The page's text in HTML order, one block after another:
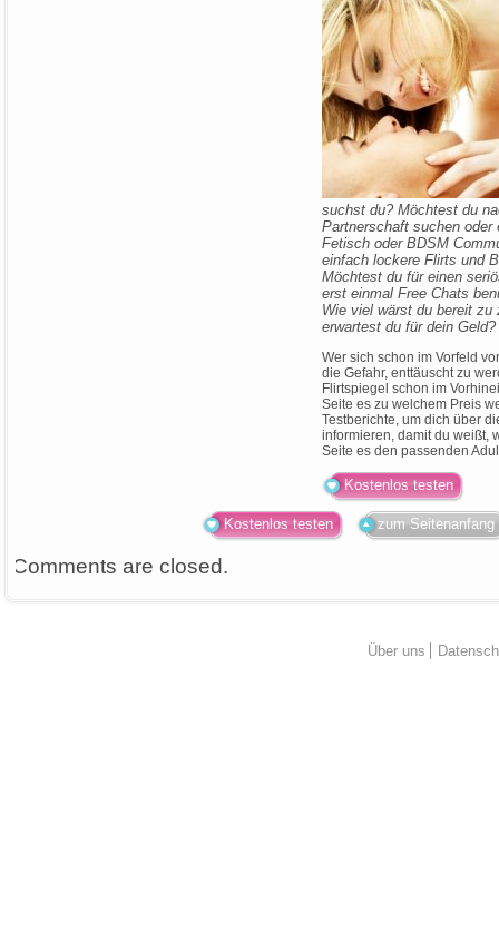
suchst du? Möchtest du
Partnerschaft suchen oder
Fetisch oder BDSM
einfach lockere Flirts und
Möchtest du für einen
erst einmal Free Chats
Wie viel wärst du bereit zu
erwartest du für dein Geld?
Wer sich schon im Vorfeld
die Gefahr, enttäuscht zu
Flirtspiegel schon im
Seite es zu welchem Preis
Testberichte, um dich über
informieren, damit du weißt,
Seite es den passenden
Kostenlos testen
Kostenlos testen zum Seitenanfang
Comments are closed.
Über uns